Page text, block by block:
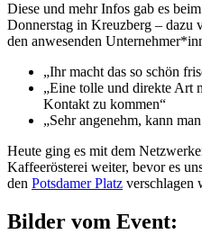
Diese und mehr Infos gab es
Donnerstag in Kreuzberg – dazu
den anwesenden
„Ihr macht das so schön
„Eine tolle und direkte Art
Kontakt zu kommen“
„Sehr angenehm, kann
Heute ging es mit dem
Kaffeerösterei weiter, bevor es
den Potsdamer Platz verschlagen
Bilder vom Event: